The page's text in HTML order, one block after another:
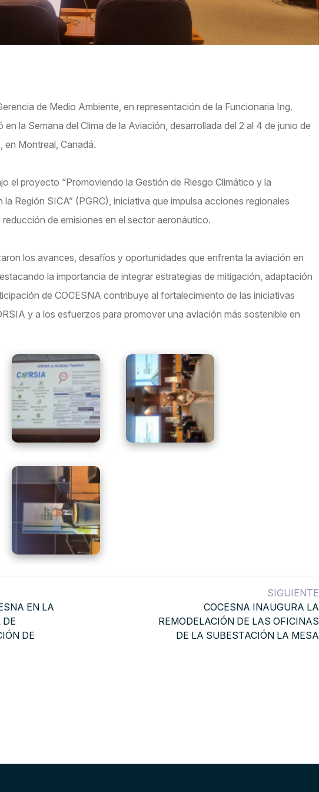
de Medio Ambiente, en representación de la Funcionaria Ing.
la Semana del Clima de la Aviación, desarrollada del 2 al 4 de junio de
en Montreal, Canadá.
el proyecto “Promoviendo la Gestión de Riesgo Climático y la
la Región SICA” (PGRC), iniciativa que impulsa acciones regionales
de emisiones en el sector aeronáutico.
los avances, desafíos y oportunidades que enfrenta la aviación en
la importancia de integrar estrategias de mitigación, adaptación
de COCESNA contribuye al fortalecimiento de las iniciativas
y a los esfuerzos para promover una aviación más sostenible en
EN LA
DE
DE
SIGUIENTE
COCESNA INAUGURA LA
REMODELACIÓN DE LAS OFICINAS
DE LA SUBESTACIÓN LA MESA